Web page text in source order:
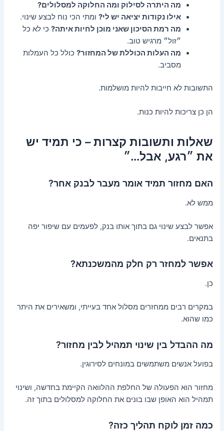
מה היתרה לסילוק ומה החלוקה למסלולים?
אילו נקודות יציאה יש לי? ומתי הכי נוח לבצע שינוי.
מה רמת הסיכון שאני מוכן לחיות איתה? כי לא כל
״זול״ מרגיש טוב.
מה העלות הכוללת של המחזור? כולל כל העמלות
מסביב.
התשובות לא חייבות להיות מושלמות.
הן כן צריכות להיות כנות.
שאלות ותשובות קצרות – כי תמיד יש
את ״רגע, אבל…״
האם מחזור תמיד אומר מעבר לבנק אחר?
ממש לא.
אפשר לבצע שינוי גם בתוך אותו בנק, לפעמים עם שיפור יפה
בתנאים.
אפשר למחזר רק חלק מהמשכנתא?
כן.
במקרים רבים ממחזרים מסלול אחד בעייתי, ומשאירים את היתר
כמו שהוא.
מה ההבדל בין שינוי תמהיל לבין מחזור?
בפועל אנשים משתמשים במונחים לסירוגין.
מחזור הוא הפעולה של החלפת ההלוואה הקיימת בחדשה, ושינוי
תמהיל הוא האופן שבו בונים את החלוקה למסלולים בתוך זה.
כמה זמן לוקח תהליך כזה?